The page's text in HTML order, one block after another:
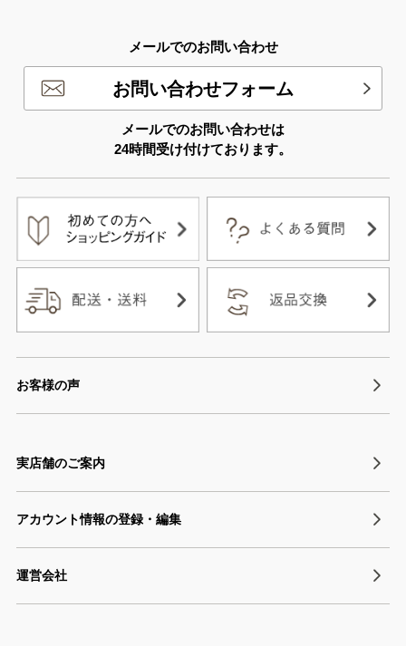
メールでのお問い合わせ
お問い合わせフォーム
メールでのお問い合わせは
24時間受け付けております。
お客様の声
実店舗のご案内
アカウント情報の登録・編集
運営会社